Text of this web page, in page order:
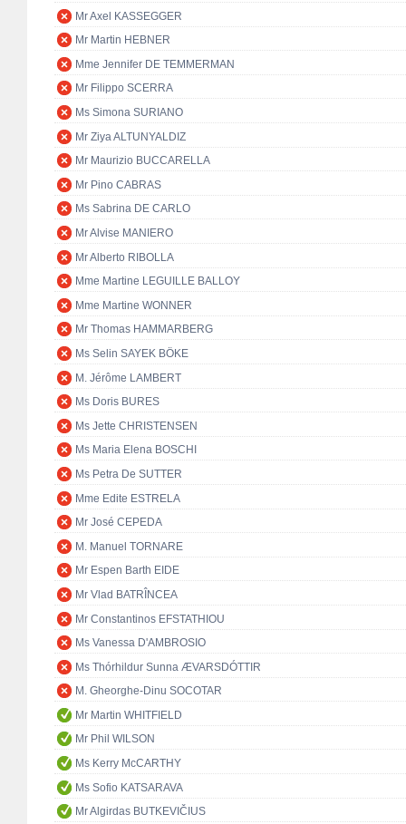
Mr Axel KASSEGGER
Mr Martin HEBNER
Mme Jennifer DE TEMMERMAN
Mr Filippo SCERRA
Ms Simona SURIANO
Mr Ziya ALTUNYALDIZ
Mr Maurizio BUCCARELLA
Mr Pino CABRAS
Ms Sabrina DE CARLO
Mr Alvise MANIERO
Mr Alberto RIBOLLA
Mme Martine LEGUILLE BALLOY
Mme Martine WONNER
Mr Thomas HAMMARBERG
Ms Selin SAYEK BÖKE
M. Jérôme LAMBERT
Ms Doris BURES
Ms Jette CHRISTENSEN
Ms Maria Elena BOSCHI
Ms Petra De SUTTER
Mme Edite ESTRELA
Mr José CEPEDA
M. Manuel TORNARE
Mr Espen Barth EIDE
Mr Vlad BATRÎNCEA
Mr Constantinos EFSTATHIOU
Ms Vanessa D'AMBROSIO
Ms Thórhildur Sunna ÆVARSDÓTTIR
M. Gheorghe-Dinu SOCOTAR
Mr Martin WHITFIELD
Mr Phil WILSON
Ms Kerry McCARTHY
Ms Sofio KATSARAVA
Mr Algirdas BUTKEVIČIUS